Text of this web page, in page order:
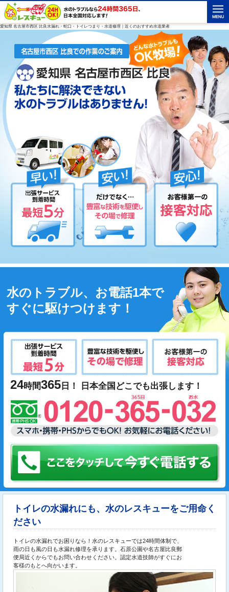
愛知県 名古屋市西区 比良水漏れ・蛇口・トイレつまり・水道修理｜近くのおすすめ水道業者
水のトラブル、お電話1本で
すぐに駆けつけます！
24時間365日！ 日本全国どこでも出張します！
トイレの水漏れにも、水のレスキューをご用命く
ださい
トイレの水漏れでお困りなら！水のレスキューでは24時間体制で、
雨の日も風の日も水漏れ修理を承ります。石原公園や名古屋比良郵
便局近くからでもお問い合わせください。認定水道技師がすぐにお
客様のもとへ向かいます。